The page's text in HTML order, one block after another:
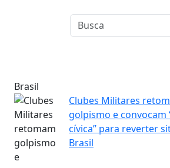
Brasil
Clubes Militares
golpismo e convocam
cívica” para reverter
Brasil